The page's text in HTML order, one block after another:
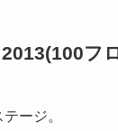
フ
ージ。